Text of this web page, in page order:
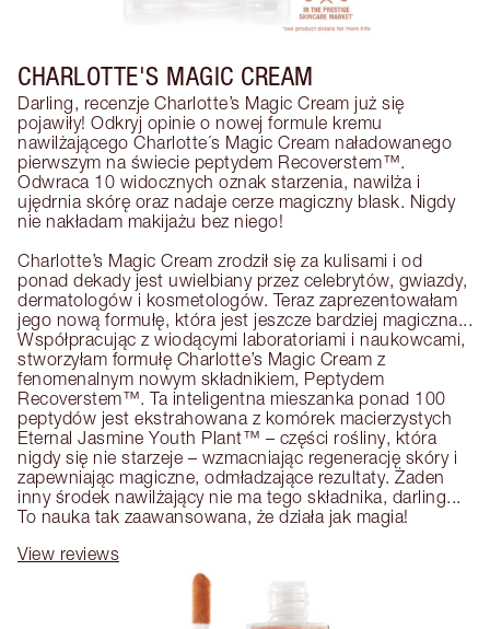
CHARLOTTE'S MAGIC CREAM
Darling, recenzje Charlotte’s Magic Cream już się
pojawiły! Odkryj opinie o nowej formule kremu
nawilżającego Charlotte´s Magic Cream naładowanego
pierwszym na świecie peptydem Recoverstem™.
Odwraca 10 widocznych oznak starzenia, nawilża i
ujędrnia skórę oraz nadaje cerze magiczny blask. Nigdy
nie nakładam makijażu bez niego!
Charlotte’s Magic Cream zrodził się za kulisami i od
ponad dekady jest uwielbiany przez celebrytów, gwiazdy,
dermatologów i kosmetologów. Teraz zaprezentowałam
jego nową formułę, która jest jeszcze bardziej magiczna...
Współpracując z wiodącymi laboratoriami i naukowcami,
stworzyłam formułę Charlotte’s Magic Cream z
fenomenalnym nowym składnikiem, Peptydem
Recoverstem™. Ta inteligentna mieszanka ponad 100
peptydów jest ekstrahowana z komórek macierzystych
Eternal Jasmine Youth Plant™ – części rośliny, która
nigdy się nie starzeje – wzmacniając regenerację skóry i
zapewniając magiczne, odmładzające rezultaty. Żaden
inny środek nawilżający nie ma tego składnika, darling...
To nauka tak zaawansowana, że działa jak magia!
View reviews